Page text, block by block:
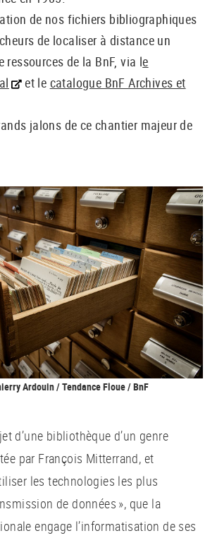
de nos fichiers bibliographiques
de localiser à distance un
ressources de la BnF, via le
et le catalogue BnF Archives et
jalons de ce chantier majeur de
Ardouin / Tendance Floue / BnF
d’une bibliothèque d’un genre
par François Mitterrand, et
les technologies les plus
de données », que la
engage l’informatisation de ses